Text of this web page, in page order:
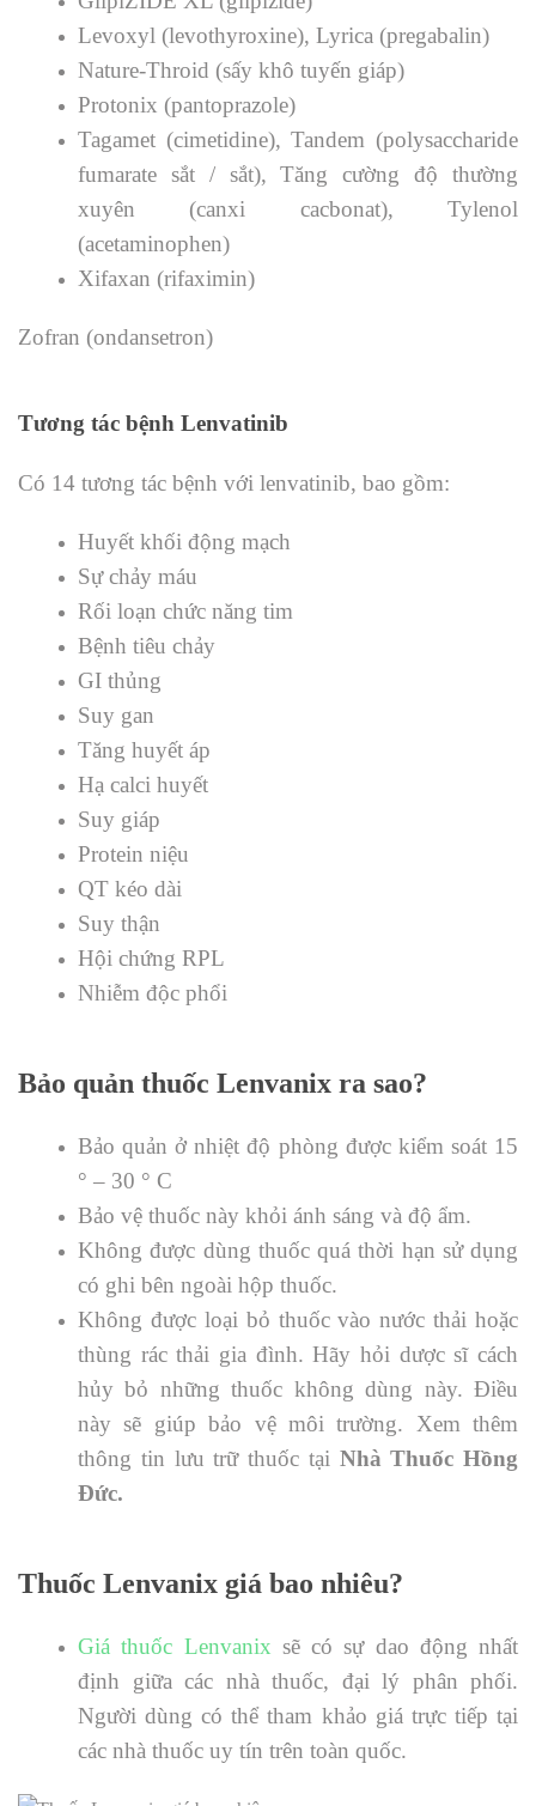
Levoxyl (levothyroxine), Lyrica (pregabalin)
Nature-Throid (sấy khô tuyến giáp)
Protonix (pantoprazole)
Tagamet (cimetidine), Tandem (polysaccharide
fumarate sắt / sắt), Tăng cường độ thường
xuyên (canxi cacbonat), Tylenol
(acetaminophen)
Xifaxan (rifaximin)
Zofran (ondansetron)
Tương tác bệnh Lenvatinib
Có 14 tương tác bệnh với lenvatinib, bao gồm:
Huyết khối động mạch
Sự chảy máu
Rối loạn chức năng tim
Bệnh tiêu chảy
GI thủng
Suy gan
Tăng huyết áp
Hạ calci huyết
Suy giáp
Protein niệu
QT kéo dài
Suy thận
Hội chứng RPL
Nhiễm độc phổi
Bảo quản thuốc Lenvanix ra sao?
Bảo quản ở nhiệt độ phòng được kiểm soát 15
° – 30 ° C
Bảo vệ thuốc này khỏi ánh sáng và độ ẩm.
Không được dùng thuốc quá thời hạn sử dụng
có ghi bên ngoài hộp thuốc.
Không được loại bỏ thuốc vào nước thải hoặc
thùng rác thải gia đình. Hãy hỏi dược sĩ cách
hủy bỏ những thuốc không dùng này. Điều
này sẽ giúp bảo vệ môi trường. Xem thêm
thông tin lưu trữ thuốc tại Nhà Thuốc Hồng
Đức.
Thuốc Lenvanix giá bao nhiêu?
Giá thuốc Lenvanix sẽ có sự dao động nhất
định giữa các nhà thuốc, đại lý phân phối.
Người dùng có thể tham khảo giá trực tiếp tại
các nhà thuốc uy tín trên toàn quốc.